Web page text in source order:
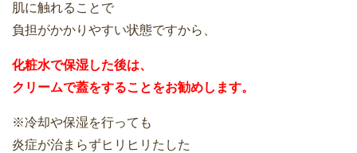
肌に触れることで
負担がかかりやすい状態ですから、
化粧水で保湿した後は、
クリームで蓋をすることをお勧めします。
※冷却や保湿を行っても
炎症が治まらずヒリヒリたした